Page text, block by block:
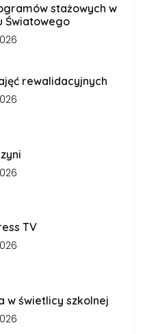
stażowych w
Światowego
rewalidacyjnych
TV
w świetlicy szkolnej